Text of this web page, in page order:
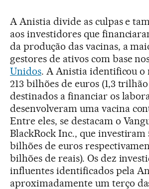
A Anistia divide as culpas e
aos investidores que
da produção das vacinas, a
gestores de ativos com base
Unidos. A Anistia identificou o
213 bilhões de euros (1,3
destinados a financiar os
desenvolveram uma vacina
Entre eles, se destacam o
BlackRock Inc., que investiram
bilhões de euros
bilhões de reais). Os dez
influentes identificados pela
aproximadamente um terço